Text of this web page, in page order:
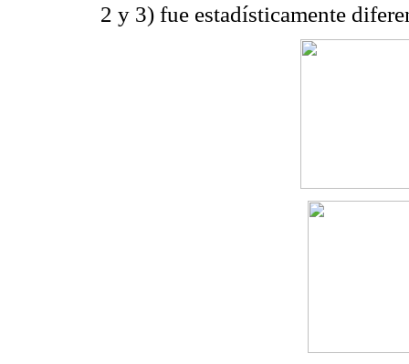
2 y 3) fue estadísticamente